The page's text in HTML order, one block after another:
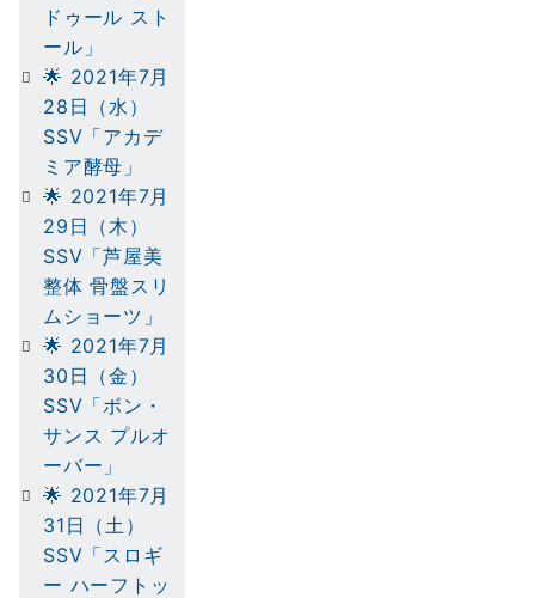
ドゥール スト
ール」
🌟 2021年7月
28日（水）
SSV「アカデ
ミア酵母」
🌟 2021年7月
29日（木）
SSV「芦屋美
整体 骨盤スリ
ムショーツ」
🌟 2021年7月
30日（金）
SSV「ボン・
サンス プルオ
ーバー」
🌟 2021年7月
31日（土）
SSV「スロギ
ー ハーフトッ